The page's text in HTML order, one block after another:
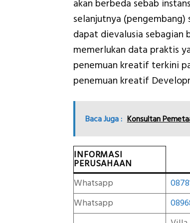
akan berbeda sebab
selanjutnya
dapat dievalusia sebagian
memerlukan data praktis
penemuan kreatif terkini
penemuan kreatif
Baca Juga : Konsultan
INFORMASI
PERUSAHAAN
Whatsapp
Whatsapp